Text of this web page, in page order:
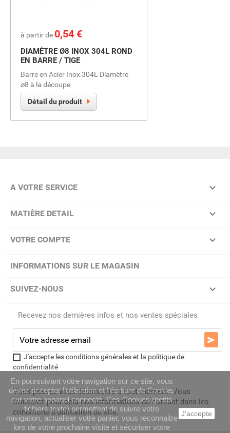
à partir de Prix
0,54 €
DIAMÈTRE Ø8 INOX 304L ROND
EN BARRE / TIGE
Barre en Acier Inox 304L Diamètre
⌀8 à la découpe
Détail du produit
A VOTRE SERVICE 
MATIÈRE DETAIL 
VOTRE COMPTE 
INFORMATIONS SUR LE MAGASIN
SUIVEZ-NOUS 
En poursuivant votre navigation sur ce site, vous
devez accepter l’utilisation et l'écriture de Cookies
sur votre appareil connecté. Ces Cookies (petits
fichiers texte) permettent de suivre votre
navigation, actualiser votre panier, vous reconnaitre
lors de votre prochaine visite et sécuriser votre
J'accepte
Recevez nos dernières infos et nos ventes spéciales

J'accepte les conditions générales et la politique de
confidentialité
Vous pouvez vous désinscrire à tout moment. Vous
trouverez pour cela nos informations de contact dans les
conditions d'utilisation du site.